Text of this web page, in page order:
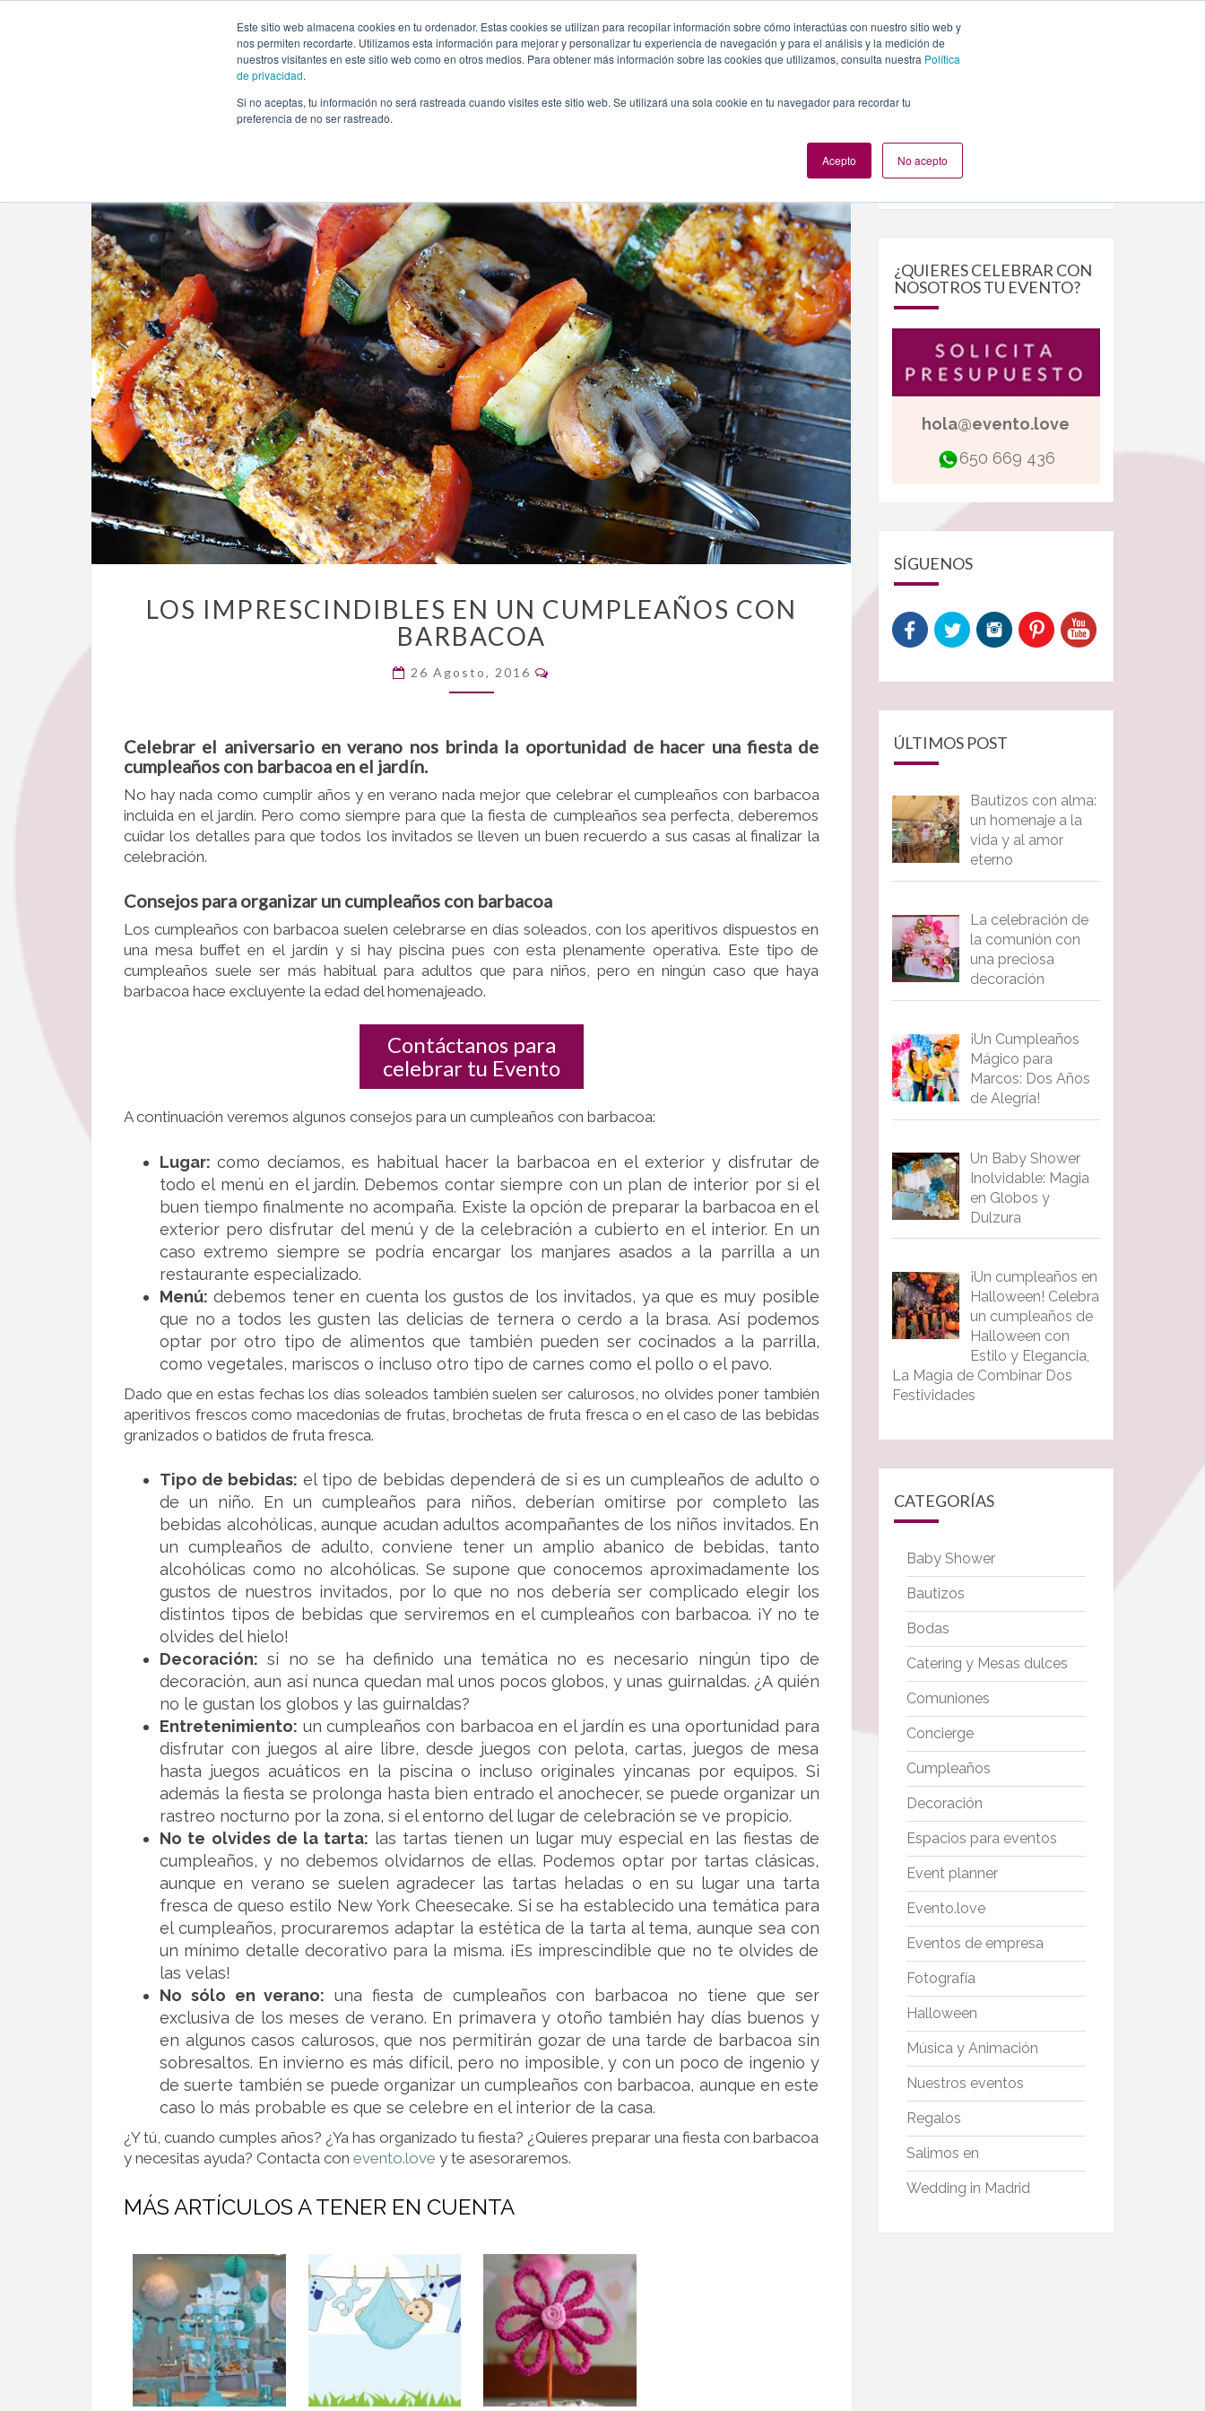
Este sitio web almacena cookies en tu ordenador. Estas cookies se utilizan para recopilar información sobre cómo interactúas con nuestro sitio web y
nos permiten recordarte. Utilizamos esta información para mejorar y personalizar tu experiencia de navegación y para el análisis y la medición de
nuestros visitantes en este sitio web como en otros medios. Para obtener más información sobre las cookies que utilizamos, consulta nuestra Política
de privacidad.
Si no aceptas, tu información no será rastreada cuando visites este sitio web. Se utilizará una sola cookie en tu navegador para recordar tu
preferencia de no ser rastreado.
Acepto No acepto
INICIO QUIÉNES SOMOS TE OFRECEMOS PLANES NUESTROS EVENTOS
Cumpleaños»Los imprescindibles en un cumpleaños con barbacoa
IMPRESCINDIBLES
EN
CUMPLEAÑOS
LOS IMPRESCINDIBLES EN UN CUMPLEAÑOS CON
BARBACOA
26 Agosto, 2016
Celebrar el aniversario en verano nos brinda la oportunidad de hacer una fiesta de
cumpleaños con barbacoa en el jardín.
No hay nada como cumplir años y en verano nada mejor que celebrar el cumpleaños con barbacoa
incluida en el jardín. Pero como siempre para que la fiesta de cumpleaños sea perfecta, deberemos
cuidar los detalles para que todos los invitados se lleven un buen recuerdo a sus casas al finalizar la
celebración.
Consejos para organizar un cumpleaños con barbacoa
Los cumpleaños con barbacoa suelen celebrarse en días soleados, con los aperitivos dispuestos en
una mesa buffet en el jardín y si hay piscina pues con esta plenamente operativa. Este tipo de
cumpleaños suele ser más habitual para adultos que para niños, pero en ningún caso que haya
barbacoa hace excluyente la edad del homenajeado.
Contáctanos para
celebrar tu Evento
A continuación veremos algunos consejos para un cumpleaños con barbacoa:
Lugar: como decíamos, es habitual hacer la barbacoa en el exterior y disfrutar de
todo el menú en el jardín. Debemos contar siempre con un plan de interior por si el
buen tiempo finalmente no acompaña. Existe la opción de preparar la barbacoa en el
exterior pero disfrutar del menú y de la celebración a cubierto en el interior. En un
caso extremo siempre se podría encargar los manjares asados a la parrilla a un
restaurante especializado.
Menú: debemos tener en cuenta los gustos de los invitados, ya que es muy posible
que no a todos les gusten las delicias de ternera o cerdo a la brasa. Así podemos
optar por otro tipo de alimentos que también pueden ser cocinados a la parrilla,
como vegetales, mariscos o incluso otro tipo de carnes como el pollo o el pavo.
Dado que en estas fechas los días soleados también suelen ser calurosos, no olvides poner también
aperitivos frescos como macedonias de frutas, brochetas de fruta fresca o en el caso de las bebidas
granizados o batidos de fruta fresca.
Tipo de bebidas: el tipo de bebidas dependerá de si es un cumpleaños de adulto o
de un niño. En un cumpleaños para niños, deberían omitirse por completo las
bebidas alcohólicas, aunque acudan adultos acompañantes de los niños invitados. En
un cumpleaños de adulto, conviene tener un amplio abanico de bebidas, tanto
alcohólicas como no alcohólicas. Se supone que conocemos aproximadamente los
gustos de nuestros invitados, por lo que no nos debería ser complicado elegir los
distintos tipos de bebidas que serviremos en el cumpleaños con barbacoa. ¡Y no te
olvides del hielo!
Decoración: si no se ha definido una temática no es necesario ningún tipo de
decoración, aun así nunca quedan mal unos pocos globos, y unas guirnaldas. ¿A quién
no le gustan los globos y las guirnaldas?
Entretenimiento: un cumpleaños con barbacoa en el jardín es una oportunidad para
disfrutar con juegos al aire libre, desde juegos con pelota, cartas, juegos de mesa
hasta juegos acuáticos en la piscina o incluso originales yincanas por equipos. Si
además la fiesta se prolonga hasta bien entrado el anochecer, se puede organizar un
rastreo nocturno por la zona, si el entorno del lugar de celebración se ve propicio.
No te olvides de la tarta: las tartas tienen un lugar muy especial en las fiestas de
cumpleaños, y no debemos olvidarnos de ellas. Podemos optar por tartas clásicas,
aunque en verano se suelen agradecer las tartas heladas o en su lugar una tarta
fresca de queso estilo New York Cheesecake. Si se ha establecido una temática para
el cumpleaños, procuraremos adaptar la estética de la tarta al tema, aunque sea con
un mínimo detalle decorativo para la misma. ¡Es imprescindible que no te olvides de
las velas!
No sólo en verano: una fiesta de cumpleaños con barbacoa no tiene que ser
exclusiva de los meses de verano. En primavera y otoño también hay días buenos y
en algunos casos calurosos, que nos permitirán gozar de una tarde de barbacoa sin
sobresaltos. En invierno es más difícil, pero no imposible, y con un poco de ingenio y
de suerte también se puede organizar un cumpleaños con barbacoa, aunque en este
caso lo más probable es que se celebre en el interior de la casa.
¿Y tú, cuando cumples años? ¿Ya has organizado tu fiesta? ¿Quieres preparar una fiesta con barbacoa
y necesitas ayuda? Contacta con evento.love y te asesoraremos.
MÁS ARTÍCULOS A TENER EN CUENTA
Buscar
¿QUIERES CELEBRAR CON
NOSOTROS TU EVENTO?
hola@evento.love
650 669 436
SÍGUENOS
ÚLTIMOS POST
Bautizos con alma:
un homenaje a la
vida y al amor
eterno
La celebración de
la comunión con
una preciosa
decoración
¡Un Cumpleaños
Mágico para
Marcos: Dos Años
de Alegría!
Un Baby Shower
Inolvidable: Magia
en Globos y
Dulzura
¡Un cumpleaños en
Halloween! Celebra
un cumpleaños de
Halloween con
Estilo y Elegancia,
La Magia de Combinar Dos
Festividades
CATEGORÍAS
Baby Shower
Bautizos
Bodas
Catering y Mesas dulces
Comuniones
Concierge
Cumpleaños
Decoración
Espacios para eventos
Event planner
Evento.love
Eventos de empresa
Fotografía
Halloween
Música y Animación
Nuestros eventos
Regalos
Salimos en
Wedding in Madrid